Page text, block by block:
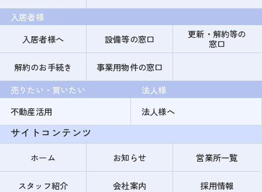
入居者様
入居者様へ
設備等の窓口
更新・解約等の
窓口
解約のお手続き
事業用物件の窓口
売りたい・買いたい
不動産活用
法人様
法人様へ
サイトコンテンツ
ホーム お知らせ 営業所一覧
スタッフ紹介 会社案内 採用情報